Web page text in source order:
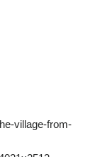
village-from-